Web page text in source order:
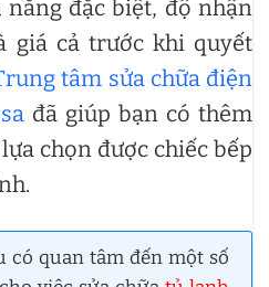
đặc biệt, độ nhận
giá cả trước khi quyết
tâm sửa chữa điện
đã giúp bạn có thêm
chọn được chiếc bếp
có quan tâm đến một số